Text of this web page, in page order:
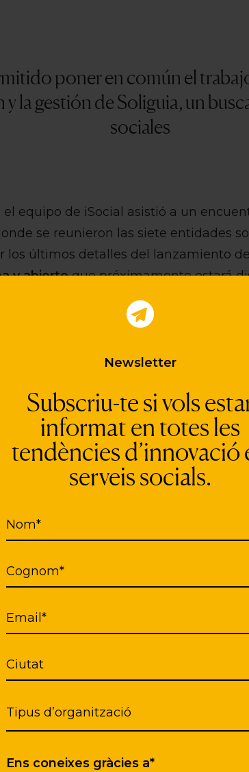
Newsletter
Subscriu-te si vols
informat en totes les
tendències d’innovació
serveis socials.
Nom*
Cognom*
Email*
Ciutat
Ens coneixes gràcies a*
poner en común el
la gestión de Soliguia, un
sociales
el equipo de iSocial asistió a un
se reunieron las siete entidades
los últimos detalles del lanzamiento de
y abiertoque próximamente estará
validamos la estrategia de
relacionados con la
Coffre-Fort Numérique de Reconnect.
europeoimpulsado gracias a la
POCTEFA. Su objetivo es crear
sociales de toda Cataluña y Andorra,
información a disposición tanto del
será accesible a través de
por proximidad
y donde
como horarios, riesgo de
de la herramienta análoga en
3,5 millones de búsquedas anuales
a los departamentos franceses
a Solinum y Reconnect,
a la Associació Alba, la Fundació
i Innovació, socias catalanas y
realizado, que nos permitirá
su integración dentro del